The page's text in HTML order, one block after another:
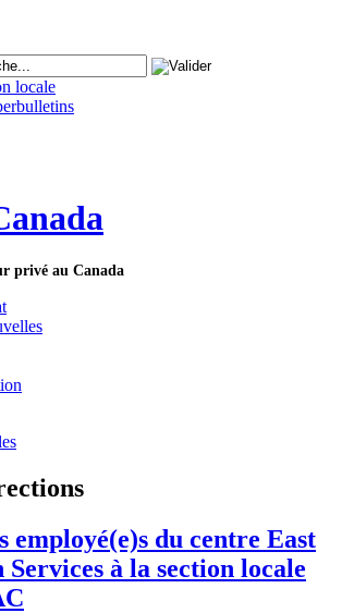
locale
privé au Canada
employé(e)s du centre East
à la section locale